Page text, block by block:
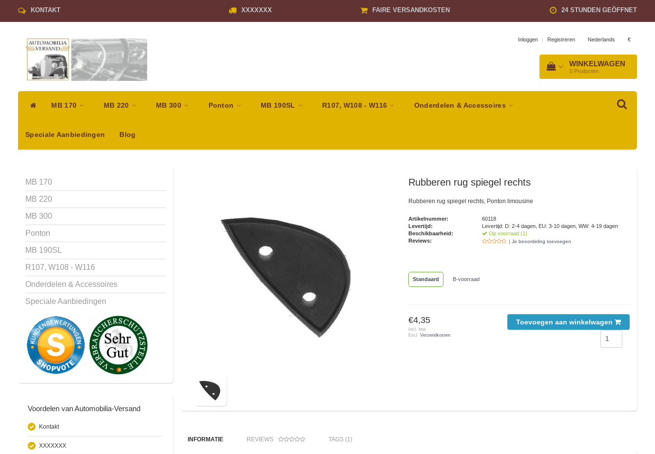
KONTAKT XXXXXXX FAIRE VERSANDKOSTEN 24 STUNDEN GEÖFFNET
Inloggen | Registreren Nederlands €
WINKELWAGEN
0 Producten
MB 170 MB 220 MB 300 Ponton MB 190SL R107, W108 - W116 Onderdelen & Accessoires
Speciale Aanbiedingen Blog
MB 170
MB 220
MB 300
Ponton
MB 190SL
R107, W108 - W116
Onderdelen & Accessoires
Speciale Aanbiedingen
Voordelen van Automobilia-Versand
Kontakt
XXXXXXX
Rubberen rug spiegel rechts
Rubberen rug spiegel rechts, Ponton limousine
Artikelnummer:
60118
Levertijd:
Levertijd: D: 2-4 dagen, EU: 3-10 dagen, WW: 4-19 dagen
Beschikbaarheid:
Op voorraad (1)
Reviews:
| Je beoordeling toevoegen
Standaard B-voorraad
€4,35
Incl. btw
Excl.Verzendkosten
Toevoegen aan winkelwagen
INFORMATIE REVIEWS TAGS (1)